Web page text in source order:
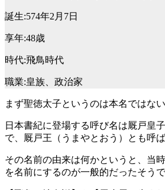
誕生:574年2月7日
享年:48歳
時代:飛鳥時代
職業:皇族、政治家
まず聖徳太子というのは本名ではない
日本書紀に登場する呼び名は厩戸皇
で、厩戸王（うまやとおう）とも呼ば
その名前の由来は何かというと、当
を名前にするのが一般的だったそうで